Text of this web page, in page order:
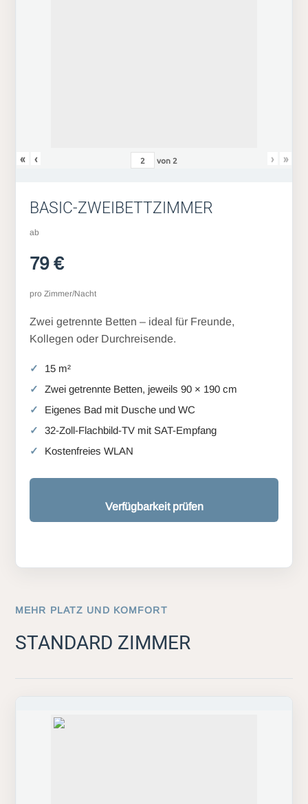
« ‹ von 2 › »
BASIC-ZWEIBETTZIMMER
ab
79 €
pro Zimmer/Nacht
Zwei getrennte Betten – ideal für Freunde,
Kollegen oder Durchreisende.
15 m²
Zwei getrennte Betten, jeweils 90 × 190 cm
Eigenes Bad mit Dusche und WC
32-Zoll-Flachbild-TV mit SAT-Empfang
Kostenfreies WLAN
Verfügbarkeit prüfen
MEHR PLATZ UND KOMFORT
STANDARD ZIMMER